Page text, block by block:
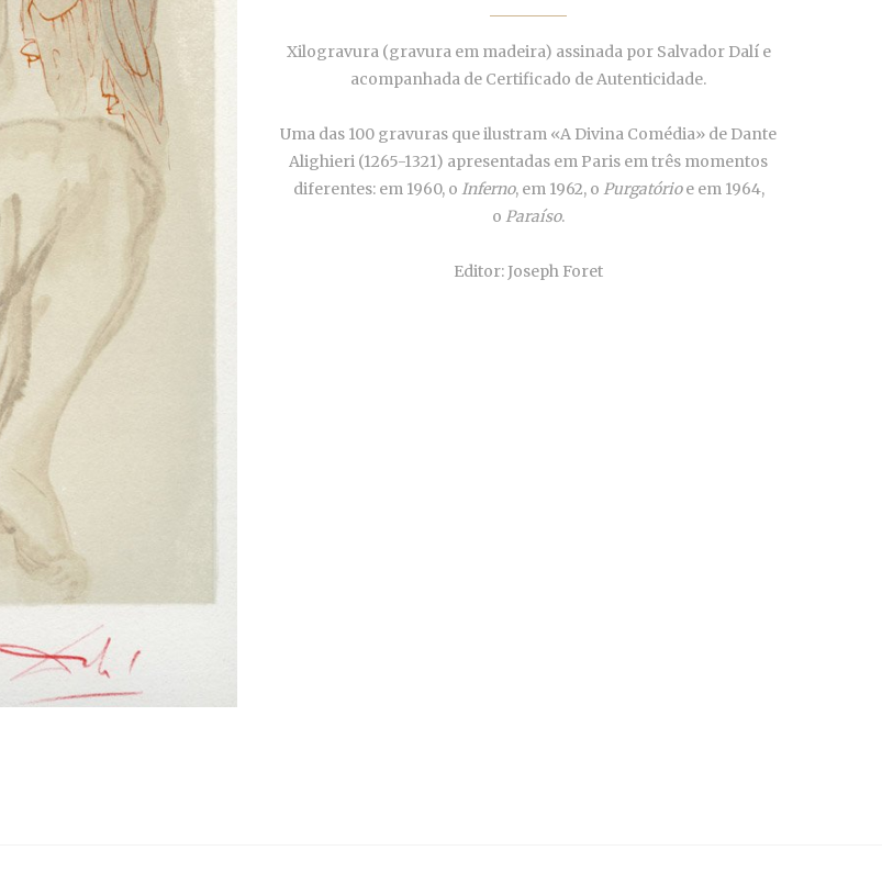
Xilogravura (gravura em madeira) assinada por Salvador Dalí e
acompanhada de Certificado de Autenticidade.
Uma das 100 gravuras que ilustram «A Divina Comédia» de Dante
Alighieri (1265-1321) apresentadas em Paris em três momentos
diferentes: em 1960, o Inferno, em 1962, o Purgatórioe em 1964,
o Paraíso.
Editor: Joseph Foret